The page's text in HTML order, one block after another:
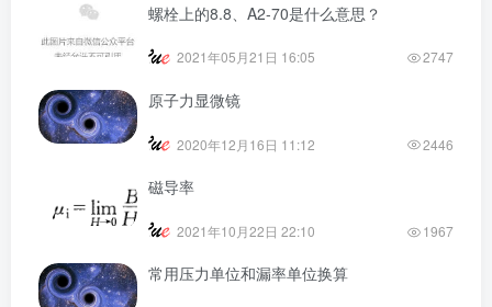
螺栓上的8.8、A2-70是什么意思？
2021年05月21日 16:05 2747
原子力显微镜
2020年12月16日 11:12 2446
磁导率
2021年10月22日 22:10 1967
常用压力单位和漏率单位换算